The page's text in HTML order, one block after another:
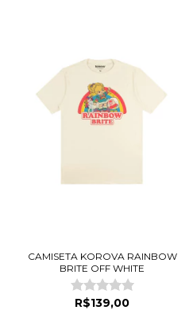
CAMISETA KOROVA RAINBOW
BRITE OFF WHITE
R$139,00